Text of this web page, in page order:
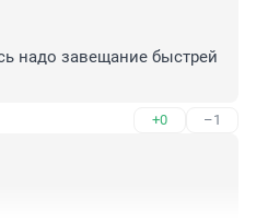
надо завещание быстрей
+0 –1